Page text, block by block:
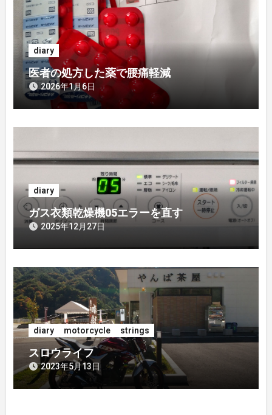
ー
シ
ョ
ン
diary
医者の処方した薬で腰痛軽減
2026年1月6日
diary
ガス衣類乾燥機05エラーを直す
2025年12月27日
diary motorcycle strings
スロウライフ
2023年5月13日